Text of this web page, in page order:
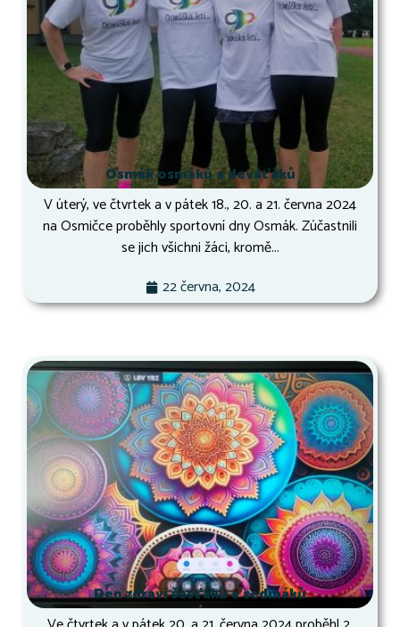
Osmák osmáků a deváťáků
V úterý, ve čtvrtek a v pátek 18., 20. a 21. června 2024
na Osmičce proběhly sportovní dny Osmák. Zúčastnili
se jich všichni žáci, kromě...
22 června, 2024
Den zdraví šesťáků a sedmáků